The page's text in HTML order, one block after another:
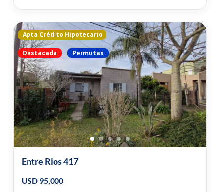
Apta Crédito Hipotecario
Destacada Permutas
Entre Rios 417
USD 95,000